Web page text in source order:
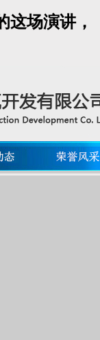
这场演讲，